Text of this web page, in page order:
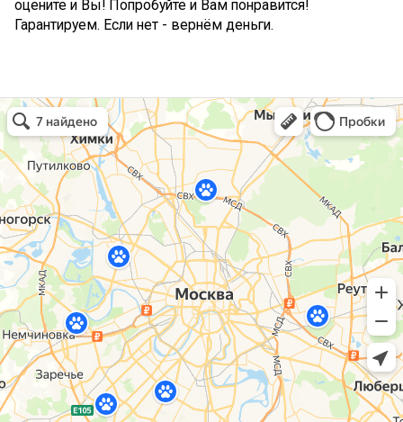
оцените и Вы! Попробуйте и Вам понравится!
Гарантируем. Если нет - вернём деньги.